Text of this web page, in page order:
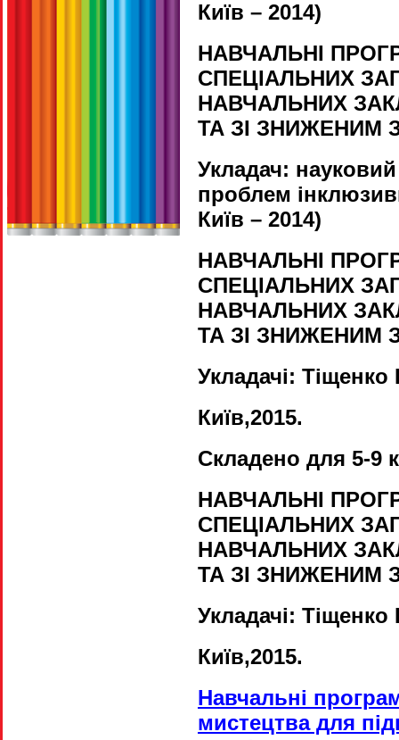
Київ – 2014)
НАВЧАЛЬНІ
СПЕЦІАЛЬНИХ
НАВЧАЛЬНИХ
ТА ЗІ ЗНИЖЕНИМ
Укладач:
проблем
Київ – 2014)
НАВЧАЛЬНІ
СПЕЦІАЛЬНИХ
НАВЧАЛЬНИХ
ТА ЗІ ЗНИЖЕНИМ
Укладачі:
Київ,2015.
Складено для 5-9
НАВЧАЛЬНІ
СПЕЦІАЛЬНИХ
НАВЧАЛЬНИХ
ТА ЗІ ЗНИЖЕНИМ
Укладачі:
Київ,2015.
Навчальні
мистецтва для